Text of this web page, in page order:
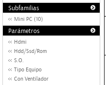
Subfamilias
Mini PC (10)
Parámetros
Hdmi
Hdd/Ssd/Rom
S.O.
Tipo Equipo
Con Ventilador